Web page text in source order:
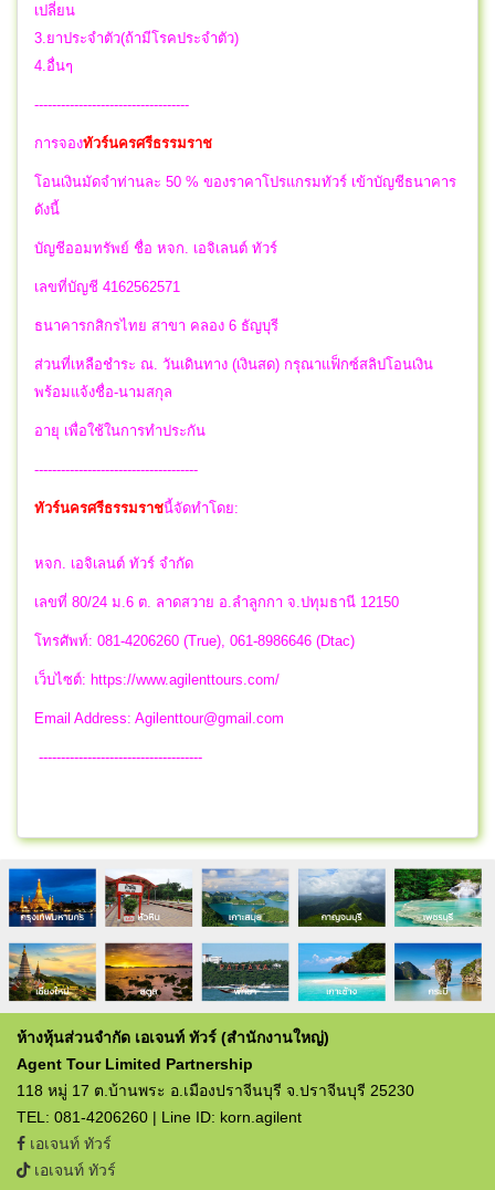
เปลี่ยน
3.ยาประจำตัว(ถ้ามีโรคประจำตัว)
4.อื่นๆ
-----------------------------------
การจองทัวร์นครศรีธรรมราช
โอนเงินมัดจำท่านละ 50 % ของราคาโปรแกรมทัวร์ เข้าบัญชีธนาคาร
ดังนี้
บัญชีออมทรัพย์ ชื่อ หจก. เอจิเลนต์ ทัวร์
เลขที่บัญชี 4162562571
ธนาคารกสิกรไทย สาขา คลอง 6 ธัญบุรี
ส่วนที่เหลือชำระ ณ. วันเดินทาง (เงินสด) กรุณาแฟ็กซ์สลิปโอนเงิน
พร้อมแจ้งชื่อ-นามสกุล
อายุ เพื่อใช้ในการทำประกัน
-------------------------------------
ทัวร์นครศรีธรรมราชนี้จัดทำโดย:
หจก. เอจิเลนต์ ทัวร์ จำกัด
เลขที่ 80/24 ม.6 ต. ลาดสวาย อ.ลำลูกกา จ.ปทุมธานี 12150
โทรศัพท์: 081-4206260 (True), 061-8986646 (Dtac)
เว็บไซต์: https://www.agilenttours.com/
Email Address: Agilenttour@gmail.com
-------------------------------------
ห้างหุ้นส่วนจำกัด เอเจนท์ ทัวร์ (สำนักงานใหญ่)
Agent Tour Limited Partnership
118 หมู่ 17 ต.บ้านพระ อ.เมืองปราจีนบุรี จ.ปราจีนบุรี 25230
TEL: 081-4206260 | Line ID: korn.agilent
เอเจนท์ ทัวร์
เอเจนท์ ทัวร์